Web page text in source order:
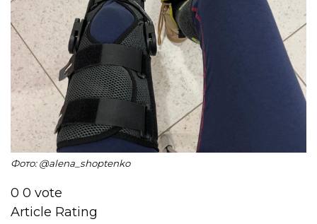
Фото: @alena_shoptenko
0 0 vote
Article Rating